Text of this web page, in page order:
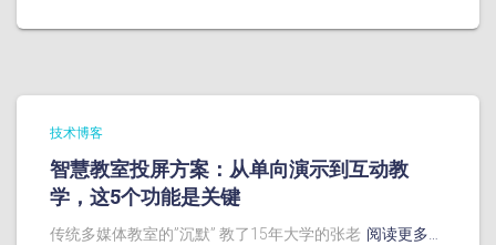
技术博客
智慧教室投屏方案：从单向演示到互动教
学，这5个功能是关键
传统多媒体教室的”沉默” 教了15年大学的张老 阅读更多…